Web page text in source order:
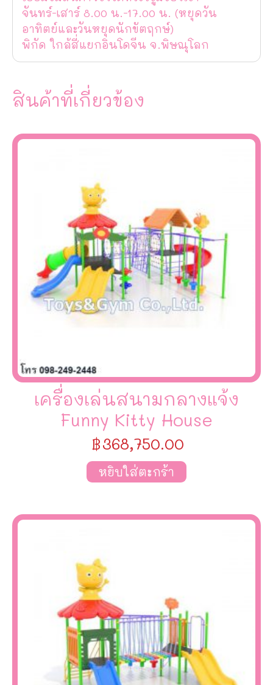
จันทร์-เสาร์ 8.00 น.-17.00 น. (หยุดวัน
อาทิตย์และวันหยุดนักขัตฤกษ์)
พิกัด ใกล้สี่แยกอินโดจีน จ.พิษณุโลก
สินค้าที่เกี่ยวข้อง
เครื่องเล่นสนามกลางแจ้ง
Funny Kitty House
฿368,750.00
หยิบใส่ตะกร้า